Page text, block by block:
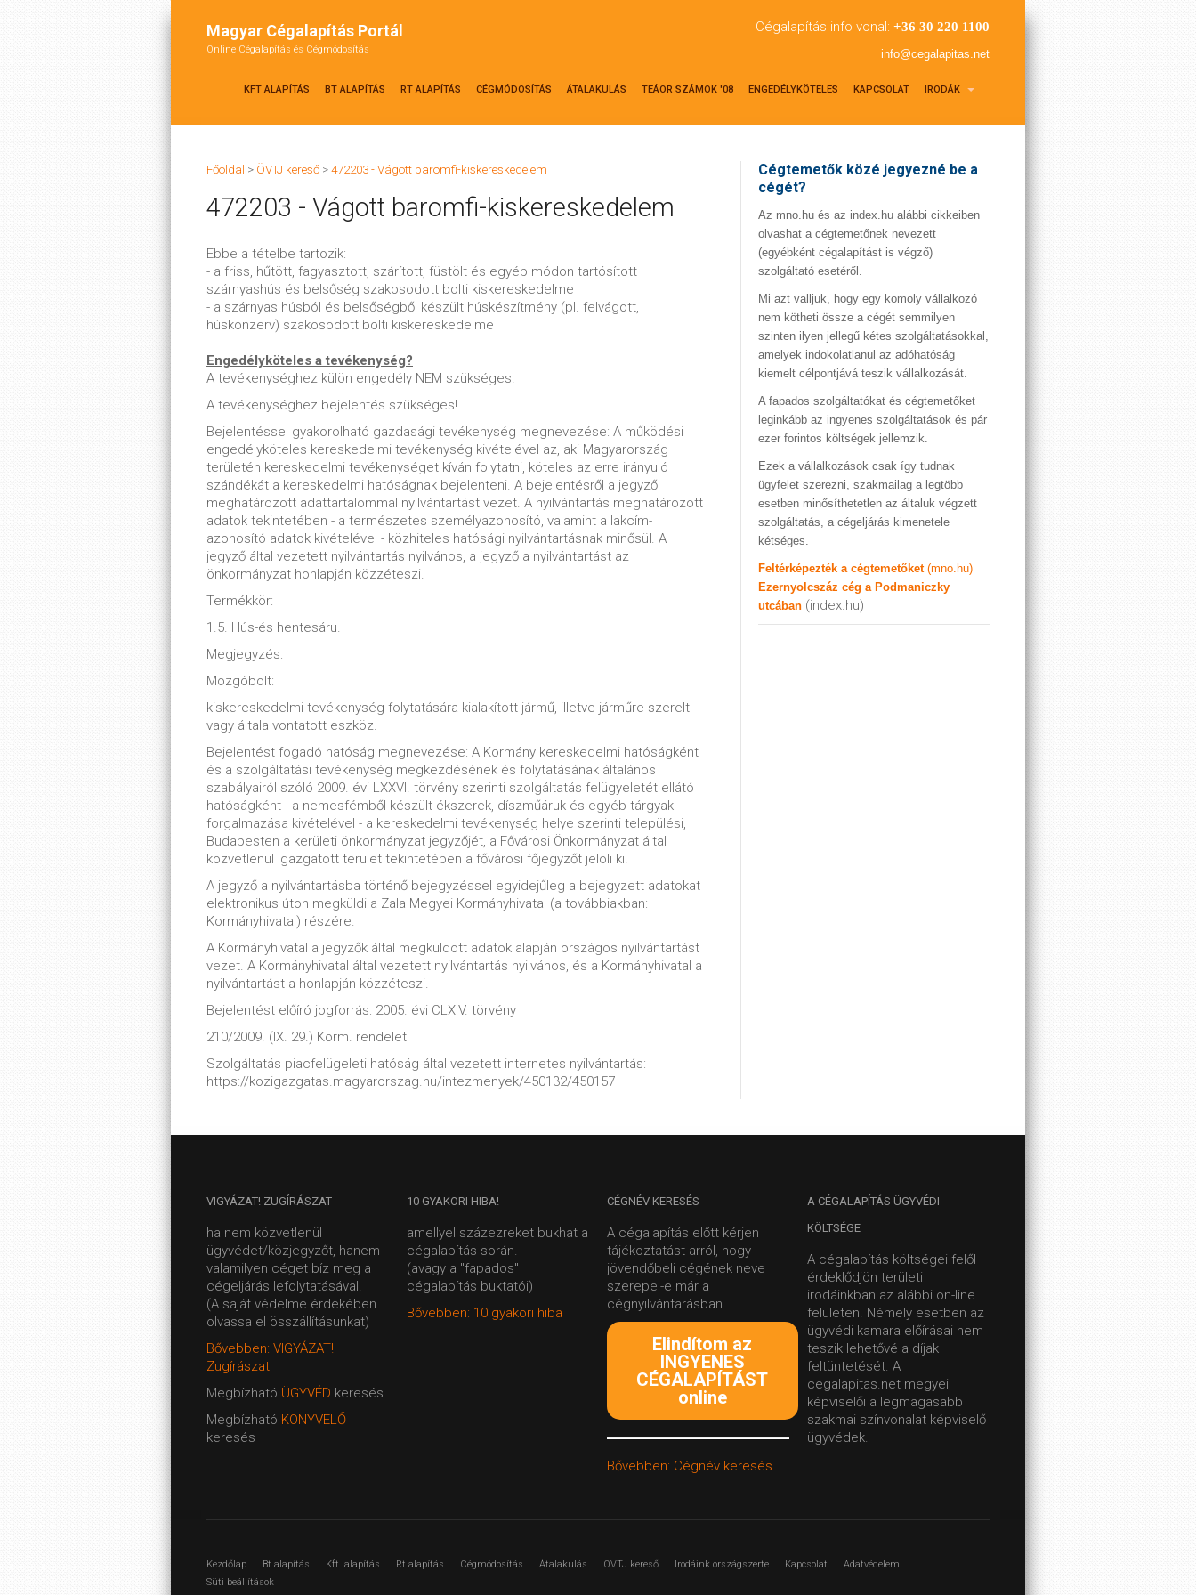
Magyar Cégalapítás Portál
Online Cégalapítás és Cégmódosítás
Cégalapítás info vonal: +36 30 220 1100
info@cegalapitas.net
KFT ALAPÍTÁS BT ALAPÍTÁS RT ALAPÍTÁS CÉGMÓDOSÍTÁS ÁTALAKULÁS TEÁOR SZÁMOK '08 ENGEDÉLYKÖTELES KAPCSOLAT IRODÁK
Főoldal > ÖVTJ kereső > 472203 - Vágott baromfi-kiskereskedelem
472203 - Vágott baromfi-kiskereskedelem
Ebbe a tételbe tartozik:
- a friss, hűtött, fagyasztott, szárított, füstölt és egyéb módon tartósított
szárnyashús és belsőség szakosodott bolti kiskereskedelme
- a szárnyas húsból és belsőségből készült húskészítmény (pl. felvágott,
húskonzerv) szakosodott bolti kiskereskedelme
Engedélyköteles a tevékenység?
A tevékenységhez külön engedély NEM szükséges!
A tevékenységhez bejelentés szükséges!
Bejelentéssel gyakorolható gazdasági tevékenység megnevezése: A működési
engedélyköteles kereskedelmi tevékenység kivételével az, aki Magyarország
területén kereskedelmi tevékenységet kíván folytatni, köteles az erre irányuló
szándékát a kereskedelmi hatóságnak bejelenteni. A bejelentésről a jegyző
meghatározott adattartalommal nyilvántartást vezet. A nyilvántartás meghatározott
adatok tekintetében - a természetes személyazonosító, valamint a lakcím-
azonosító adatok kivételével - közhiteles hatósági nyilvántartásnak minősül. A
jegyző által vezetett nyilvántartás nyilvános, a jegyző a nyilvántartást az
önkormányzat honlapján közzéteszi.
Termékkör:
1.5. Hús-és hentesáru.
Megjegyzés:
Mozgóbolt:
kiskereskedelmi tevékenység folytatására kialakított jármű, illetve járműre szerelt
vagy általa vontatott eszköz.
Bejelentést fogadó hatóság megnevezése: A Kormány kereskedelmi hatóságként
és a szolgáltatási tevékenység megkezdésének és folytatásának általános
szabályairól szóló 2009. évi LXXVI. törvény szerinti szolgáltatás felügyeletét ellátó
hatóságként - a nemesfémből készült ékszerek, díszműáruk és egyéb tárgyak
forgalmazása kivételével - a kereskedelmi tevékenység helye szerinti települési,
Budapesten a kerületi önkormányzat jegyzőjét, a Fővárosi Önkormányzat által
közvetlenül igazgatott terület tekintetében a fővárosi főjegyzőt jelöli ki.
A jegyző a nyilvántartásba történő bejegyzéssel egyidejűleg a bejegyzett adatokat
elektronikus úton megküldi a Zala Megyei Kormányhivatal (a továbbiakban:
Kormányhivatal) részére.
A Kormányhivatal a jegyzők által megküldött adatok alapján országos nyilvántartást
vezet. A Kormányhivatal által vezetett nyilvántartás nyilvános, és a Kormányhivatal a
nyilvántartást a honlapján közzéteszi.
Bejelentést előíró jogforrás: 2005. évi CLXIV. törvény
210/2009. (IX. 29.) Korm. rendelet
Szolgáltatás piacfelügeleti hatóság által vezetett internetes nyilvántartás:
https://kozigazgatas.magyarorszag.hu/intezmenyek/450132/450157
Cégtemetők közé jegyezné be a
cégét?
Az mno.hu és az index.hu alábbi cikkeiben
olvashat a cégtemetőnek nevezett
(egyébként cégalapítást is végző)
szolgáltató esetéről.
Mi azt valljuk, hogy egy komoly vállalkozó
nem kötheti össze a cégét semmilyen
szinten ilyen jellegű kétes szolgáltatásokkal,
amelyek indokolatlanul az adóhatóság
kiemelt célpontjává teszik vállalkozását.
A fapados szolgáltatókat és cégtemetőket
leginkább az ingyenes szolgáltatások és pár
ezer forintos költségek jellemzik.
Ezek a vállalkozások csak így tudnak
ügyfelet szerezni, szakmailag a legtöbb
esetben minősíthetetlen az általuk végzett
szolgáltatás, a cégeljárás kimenetele
kétséges.
Feltérképezték a cégtemetőket (mno.hu)
Ezernyolcszáz cég a Podmaniczky
utcában (index.hu)
VIGYÁZAT! ZUGÍRÁSZAT
ha nem közvetlenül
ügyvédet/közjegyzőt, hanem
valamilyen céget bíz meg a
cégeljárás lefolytatásával.
(A saját védelme érdekében
olvassa el összállításunkat)
Bővebben: VIGYÁZAT!
Zugírászat
Megbízható ÜGYVÉD keresés
Megbízható KÖNYVELŐ
keresés
10 GYAKORI HIBA!
amellyel százezreket bukhat a
cégalapítás során.
(avagy a "fapados"
cégalapítás buktatói)
Bővebben: 10 gyakori hiba
CÉGNÉV KERESÉS
A cégalapítás előtt kérjen
tájékoztatást arról, hogy
jövendőbeli cégének neve
szerepel-e már a
cégnyilvántarásban.
Elindítom az
INGYENES
CÉGALAPÍTÁST
online
Bővebben: Cégnév keresés
A CÉGALAPÍTÁS ÜGYVÉDI
KÖLTSÉGE
A cégalapítás költségei felől
érdeklődjön területi
irodáinkban az alábbi on-line
felületen. Némely esetben az
ügyvédi kamara előírásai nem
teszik lehetővé a díjak
feltüntetését. A
cegalapitas.net megyei
képviselői a legmagasabb
szakmai színvonalat képviselő
ügyvédek.
Kezdőlap Bt alapítás Kft. alapítás Rt alapítás Cégmódosítás Átalakulás ÖVTJ kereső Irodáink országszerte Kapcsolat
Adatvédelem
Süti beállítások